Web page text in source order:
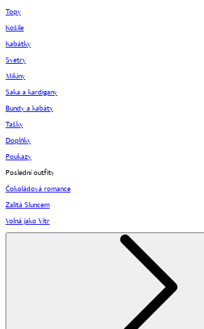
Topy
Košile
Kabátky
Svetry
Mikiny
Saka a kardigany
Bundy a kabáty
Tašky
Doplňky
Poukazy
Poslední outfity
Čokoládová romance
Zalitá Sluncem
Volná jako Vítr